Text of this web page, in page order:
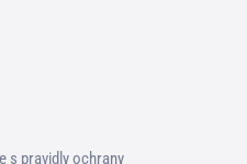
s pravidly ochrany